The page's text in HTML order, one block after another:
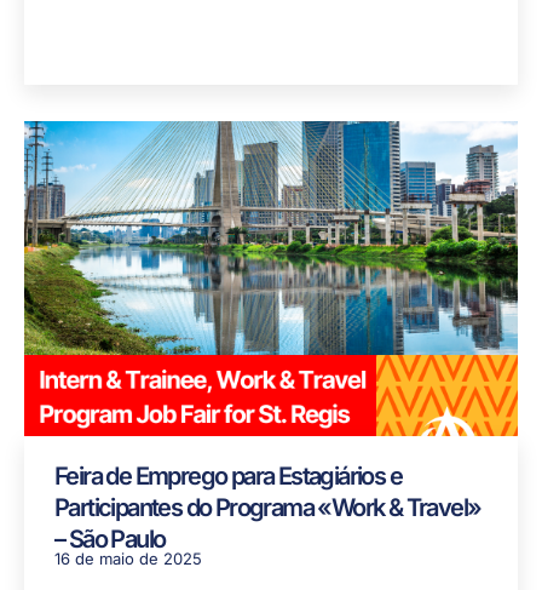
Feira de Emprego para Estagiários e
Participantes do Programa «Work & Travel»
– São Paulo
16 de maio de 2025